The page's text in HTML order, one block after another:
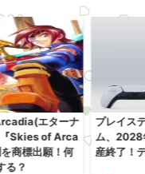
エターナ
Skies of Arca
商標出願！何
る？
プレイス
ム、2028
産終了！